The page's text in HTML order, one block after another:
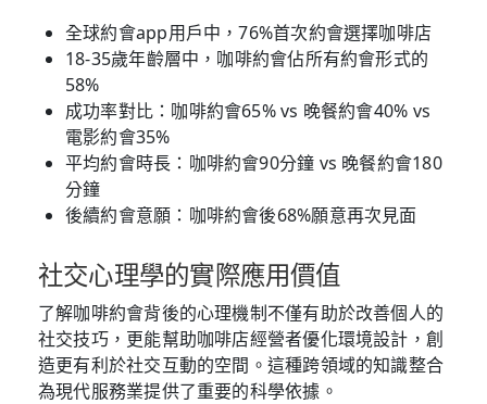
全球約會app用戶中，76%首次約會選擇咖啡店
18-35歲年齡層中，咖啡約會佔所有約會形式的
58%
成功率對比：咖啡約會65% vs 晚餐約會40% vs
電影約會35%
平均約會時長：咖啡約會90分鐘 vs 晚餐約會180
分鐘
後續約會意願：咖啡約會後68%願意再次見面
社交心理學的實際應用價值
了解咖啡約會背後的心理機制不僅有助於改善個人的
社交技巧，更能幫助咖啡店經營者優化環境設計，創
造更有利於社交互動的空間。這種跨領域的知識整合
為現代服務業提供了重要的科學依據。